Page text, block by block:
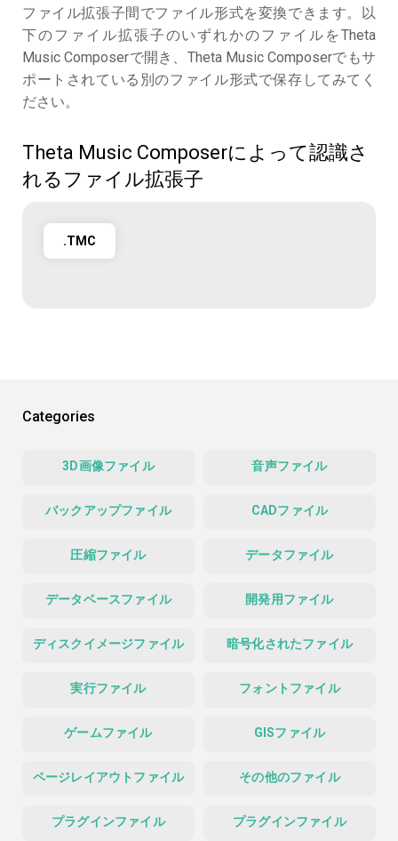
ファイル拡張子間でファイル形式を変換できます。以
下のファイル拡張子のいずれかのファイルをTheta
Music Composerで開き、Theta Music Composerでもサ
ポートされている別のファイル形式で保存してみてく
ださい。
Theta Music Composerによって認識さ
れるファイル拡張子
.TMC
Categories
3D画像ファイル 音声ファイル
バックアップファイル CADファイル
圧縮ファイル データファイル
データベースファイル 開発用ファイル
ディスクイメージファイル 暗号化されたファイル
実行ファイル フォントファイル
ゲームファイル GISファイル
ページレイアウトファイル その他のファイル
プラグインファイル プラグインファイル